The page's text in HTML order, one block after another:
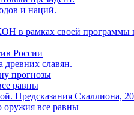
и наций.
в рамках своей программы
России
славян.
прогнозы
равны
Предсказания Скаллиона,
оружия все равны